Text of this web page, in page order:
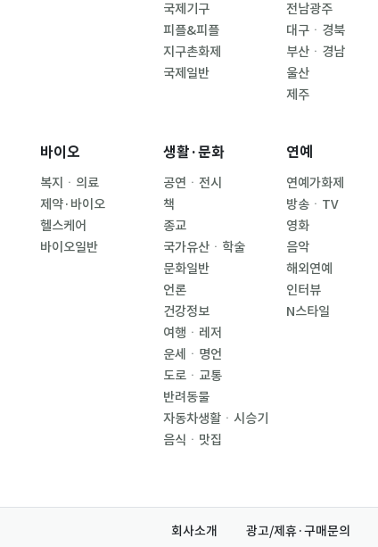
국제기구
피플&피플
지구촌화제
국제일반
전남광주
대구ㆍ경북
부산ㆍ경남
울산
제주
바이오
복지ㆍ의료
제약·바이오
헬스케어
바이오일반
생활·문화
공연ㆍ전시
책
종교
국가유산ㆍ학술
문화일반
언론
건강정보
여행ㆍ레저
운세ㆍ명언
도로ㆍ교통
반려동물
자동차생활ㆍ시승기
음식ㆍ맛집
연예
연예가화제
방송ㆍTV
영화
음악
해외연예
인터뷰
N스타일
회사소개 광고/제휴·구매문의